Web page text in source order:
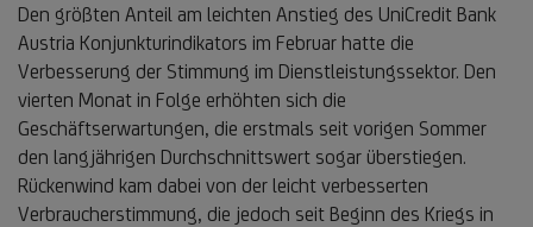
Den größten Anteil am leichten Anstieg des UniCredit Bank
Austria Konjunkturindikators im Februar hatte die
Verbesserung der Stimmung im Dienstleistungssektor. Den
vierten Monat in Folge erhöhten sich die
Geschäftserwartungen, die erstmals seit vorigen Sommer
den langjährigen Durchschnittswert sogar überstiegen.
Rückenwind kam dabei von der leicht verbesserten
Verbraucherstimmung, die jedoch seit Beginn des Kriegs in